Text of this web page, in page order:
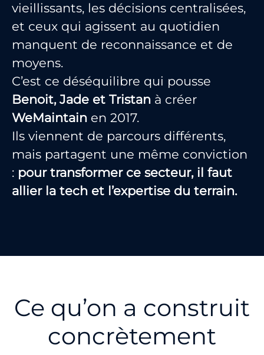
vieillissants, les décisions centralisées,
et ceux qui agissent au quotidien
manquent de reconnaissance et de
moyens.
C’est ce déséquilibre qui pousse
Benoit, Jade et Tristan à créer
WeMaintain en 2017.
Ils viennent de parcours différents,
mais partagent une même conviction
: pour transformer ce secteur, il faut
allier la tech et l’expertise du terrain.
Ce qu’on a construit
concrètement